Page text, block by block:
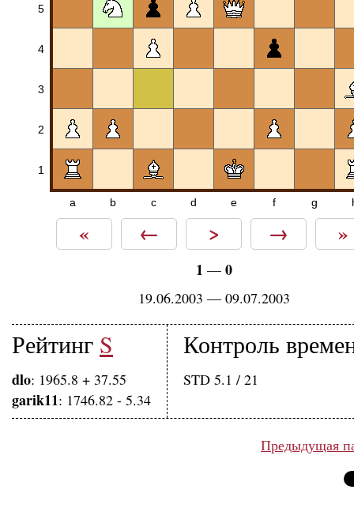
5
4
3
2
1
a b c d e f g
« ← > → »
1 — 0
19.06.2003 — 09.07.2003
Рейтинг S
dlo: 1965.8 + 37.55
garik11: 1746.82 - 5.34
Контроль
STD 5.1 / 21
Предыдущая